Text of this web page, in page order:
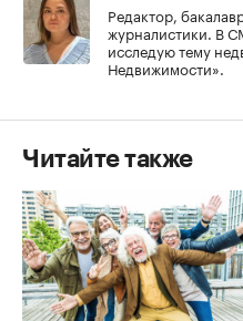
Редактор,
журналистики. В
исследую тему
Недвижимости».
Читайте также